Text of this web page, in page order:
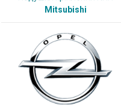
Mitsubishi